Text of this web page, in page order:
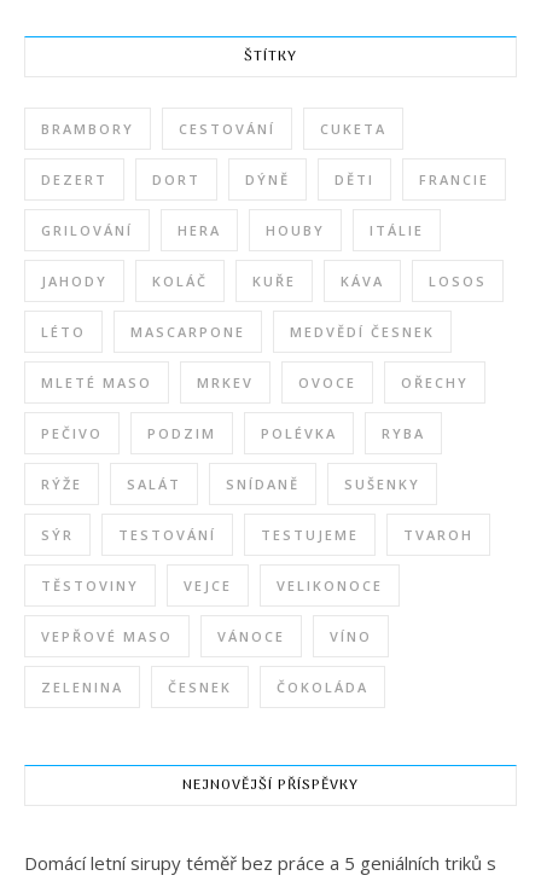
ŠTÍTKY
BRAMBORY CESTOVÁNÍ CUKETA
DEZERT DORT DÝNĚ DĚTI FRANCIE
GRILOVÁNÍ HERA HOUBY ITÁLIE
JAHODY KOLÁČ KUŘE KÁVA LOSOS
LÉTO MASCARPONE MEDVĚDÍ ČESNEK
MLETÉ MASO MRKEV OVOCE OŘECHY
PEČIVO PODZIM POLÉVKA RYBA
RÝŽE SALÁT SNÍDANĚ SUŠENKY
SÝR TESTOVÁNÍ TESTUJEME TVAROH
TĚSTOVINY VEJCE VELIKONOCE
VEPŘOVÉ MASO VÁNOCE VÍNO
ZELENINA ČESNEK ČOKOLÁDA
NEJNOVĚJŠÍ PŘÍSPĚVKY
Domácí letní sirupy téměř bez práce a 5 geniálních triků s